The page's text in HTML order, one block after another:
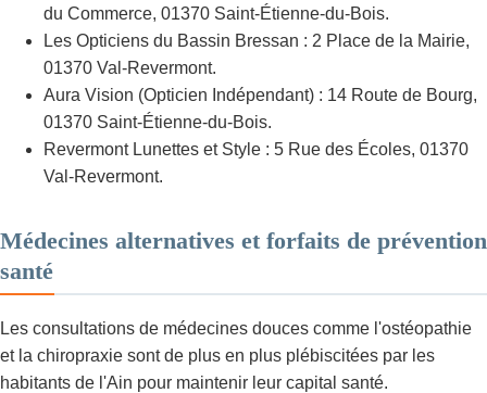
du Commerce, 01370 Saint-Étienne-du-Bois.
Les Opticiens du Bassin Bressan : 2 Place de la Mairie,
01370 Val-Revermont.
Aura Vision (Opticien Indépendant) : 14 Route de Bourg,
01370 Saint-Étienne-du-Bois.
Revermont Lunettes et Style : 5 Rue des Écoles, 01370
Val-Revermont.
Médecines alternatives et forfaits de prévention
santé
Les consultations de médecines douces comme l'ostéopathie
et la chiropraxie sont de plus en plus plébiscitées par les
habitants de l'Ain pour maintenir leur capital santé.